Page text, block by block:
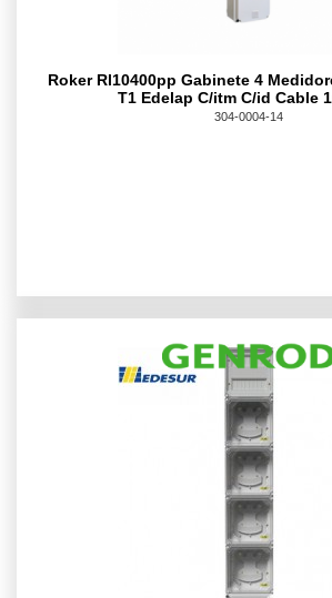
Roker Rl10400pp Gabinete 4
T1 Edelap C/itm C/id Cable
304-0004-14